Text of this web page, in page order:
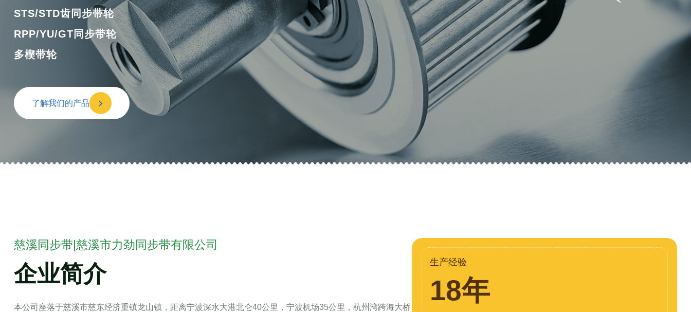
STS/STD齿同步带轮
RPP/YU/GT同步带轮
多楔带轮
了解我们的产品
慈溪同步带|慈溪市力劲同步带有限公司
企业简介
本公司座落于慈溪市慈东经济重镇龙山镇，距离宁波深水大港北仑40公里，宁波机场35公里，杭州湾跨海大桥
生产经验
18年